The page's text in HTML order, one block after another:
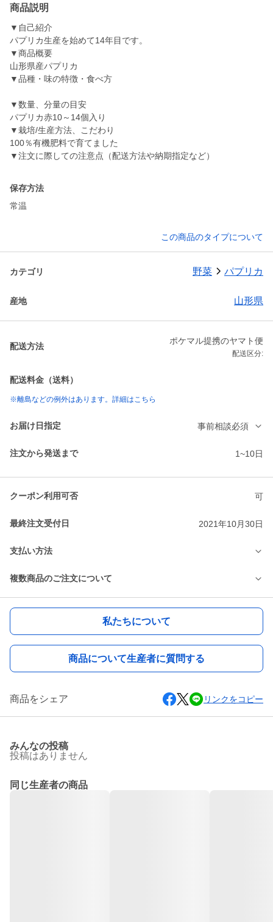
商品説明
▼自己紹介
パプリカ生産を始めて14年目です。
▼商品概要
山形県産パプリカ
▼品種・味の特徴・食べ方
▼数量、分量の目安
パプリカ赤10～14個入り
▼栽培/生産方法、こだわり
100％有機肥料で育てました
▼注文に際しての注意点（配送方法や納期指定など）
保存方法
常温
この商品のタイプについて
カテゴリ 野菜 パプリカ
産地 山形県
配送方法
ポケマル提携のヤマト便
配送区分:
配送料金（送料）
※離島などの例外はあります。詳細はこちら
お届け日指定 事前相談必須
注文から発送まで 1~10日
クーポン利用可否 可
最終注文受付日 2021年10月30日
支払い方法
複数商品のご注文について
私たちについて
商品について生産者に質問する
商品をシェア リンクをコピー
みんなの投稿
投稿はありません
同じ生産者の商品